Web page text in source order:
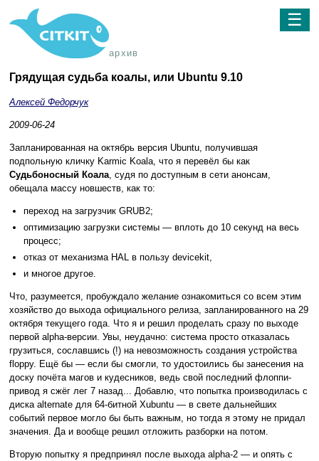
архив
☰
Грядущая судьба коалы, или Ubuntu 9.10
Алексей Федорчук
2009-06-24
Запланированная на октябрь версия Ubuntu, получившая
подпольную кличку Karmic Koala, что я перевёл бы как
Судьбоносный Коала, судя по доступным в сети анонсам,
обещала массу новшеств, как то:
переход на загрузчик GRUB2;
оптимизацию загрузки системы — вплоть до 10 секунд на весь
процесс;
отказ от механизма HAL в пользу devicekit,
и многое другое.
Что, разумеется, пробуждало желание ознакомиться со всем этим
хозяйство до выхода официального релиза, запланированного на 29
октября текущего года. Что я и решил проделать сразу по выходе
первой alpha-версии. Увы, неудачно: система просто отказалась
грузиться, сославшись (!) на невозможность создания устройства
floppy. Ещё бы — если бы смогли, то удостоились бы занесения на
доску почёта магов и кудесников, ведь свой последний флоппи-
привод я сжёг лег 7 назад... Добавлю, что попытка производилась с
диска alternate для 64-битной Xubuntu — в свете дальнейших
событий первое могло бы быть важным, но тогда я этому не придал
значения. Да и вообще решил отложить разборки на потом.
Вторую попытку я предпринял после выхода alpha-2 — и опять с